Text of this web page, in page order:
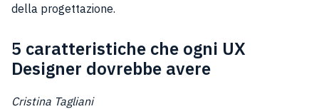
della progettazione.
5 caratteristiche che ogni UX
Designer dovrebbe avere
Cristina Tagliani